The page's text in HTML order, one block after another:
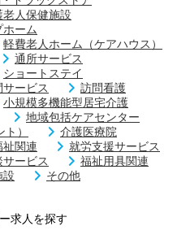
老人保健施設
ホーム
軽費老人ホーム（ケアハウス）
通所サービス
ショートステイ
サービス
訪問看護
小規模多機能型居宅介護
地域包括ケアセンター
）
介護医療院
祉関連
就労支援サービス
サービス
福祉用具関連
設 その他
求人を探す